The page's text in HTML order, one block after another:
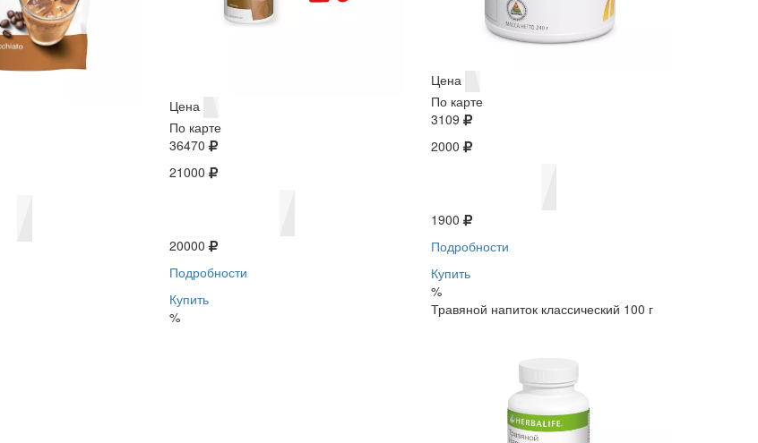
Цена
По карте
36470
21000
20000
Подробности
Купить
%
Цена
По карте
3109
2000
1900
Подробности
Купить
%
Травяной напиток классический 100 г